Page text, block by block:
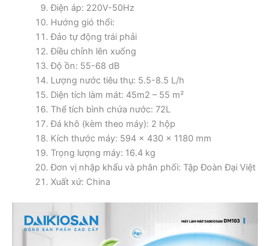
Điện áp: 220V-50Hz
Hướng gió thổi:
Đảo tự động trái phải
Điều chỉnh lên xuống
Độ ồn: 55-68 dB
Lượng nước tiêu thụ: 5.5-8.5 L/h
Diện tích làm mát: 45m2 – 55 m²
Thể tích bình chứa nước: 72L
Đá khô (kèm theo máy): 2 hộp
Kích thước máy: 594 x 430 x 1180 mm
Trọng lượng máy: 16.4 kg
Đơn vị nhập khẩu và phân phối: Tập Đoàn Đại Việt
Xuất xứ: China